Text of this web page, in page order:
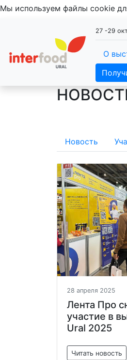
Мы используем файлы cookie
27 -29
О
Новость
28 апреля 2025
Лента Про
участие в
Ural 2025
Читать новость